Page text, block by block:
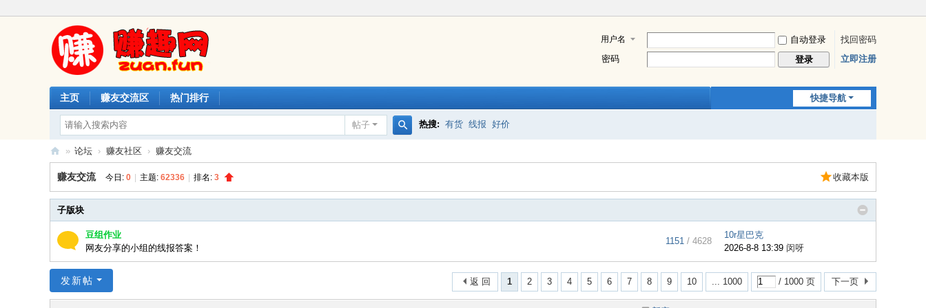
用户名 自动登录
找回密码
密码
登录 立即注册
快捷导航
主页 赚友交流区 热门排行
帖子
索
热搜: 有货 线报 好价
赚
趣
网
» 论坛 › 赚友社区 › 赚友交流
收藏本版
赚友交流 今日: 0 主题: 62336 排名: 3
子版块
豆组作业
网友分享的小组的线报答案！
1151 / 4628
10r星巴克
2026-8-8 13:39 闵呀
1 2 3 4 5 6 7 8 9 10 ... 1000 / 1000 页 下一页
返 回
发新帖